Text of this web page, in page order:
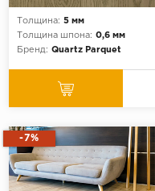
Толщина: 5 мм
Толщина шпона: 0,6 мм
Бренд: Quartz Parquet
-7%